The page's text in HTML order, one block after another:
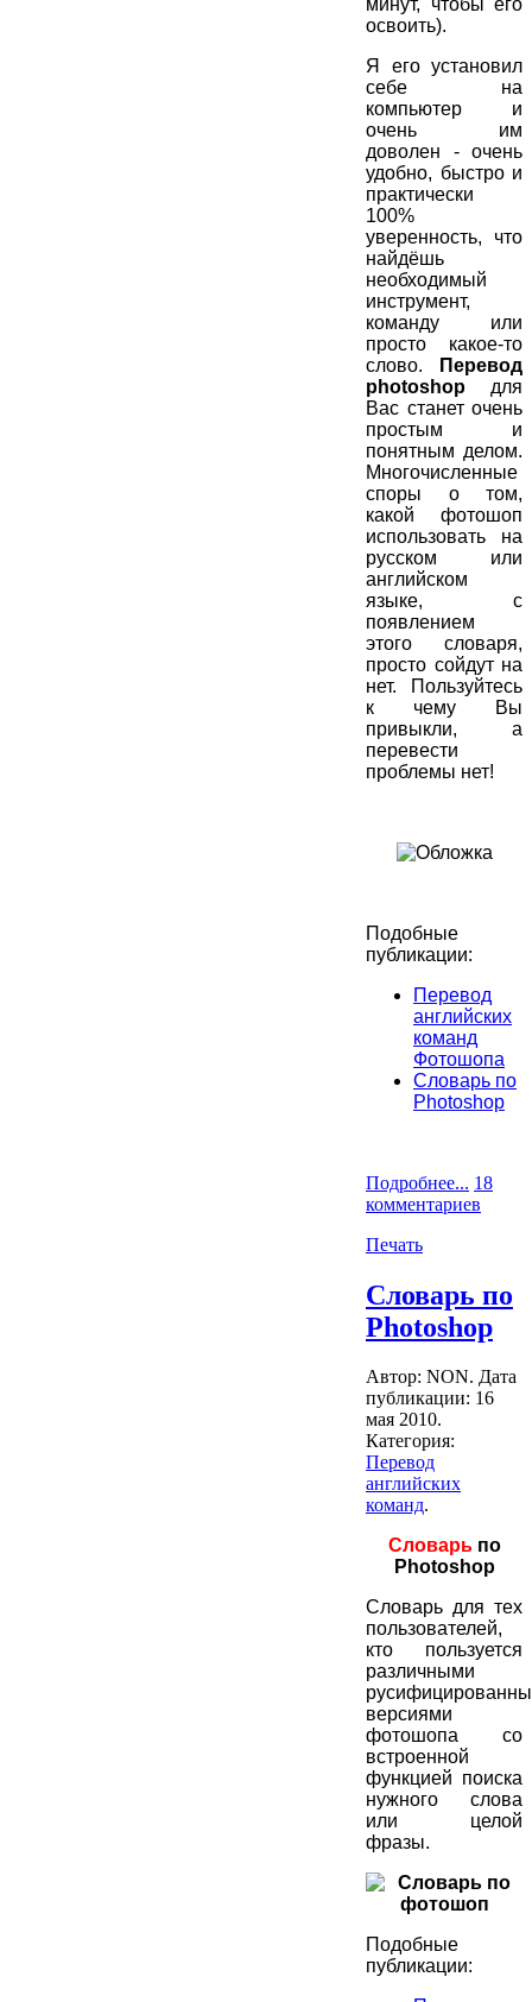
освоить).
Я его установил
себе на
компьютер и
очень им
доволен - очень
удобно, быстро и
практически
100%
уверенность, что
найдёшь
необходимый
инструмент,
команду или
просто какое-то
слово.
Перевод
photoshop для
Вас станет очень
простым и
понятным делом.
Многочисленные
споры о том,
какой фотошоп
использовать на
русском или
английском
языке, с
появлением
этого словаря,
просто сойдут на
нет. Пользуйтесь
к чему Вы
привыкли, а
перевести
проблемы нет!
Подобные
публикации:
Перевод
английских
команд
Фотошопа
Словарь по
Photoshop
Подробнее... 18
комментариев
Печать
Словарь по
Photoshop
Автор: NON. Дата
публикации: 16
мая 2010.
Категория:
Перевод
английских
команд.
Словарь по
Photoshop
Словарь для тех
пользователей,
кто пользуется
различными
версиями
фотошопа со
встроенной
функцией поиска
нужного слова
или целой
фразы.
Подобные
публикации: